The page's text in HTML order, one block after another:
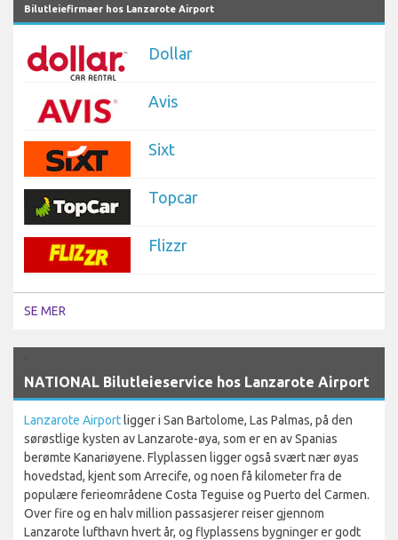
Bilutleiefirmaer hos Lanzarote Airport
Dollar
Avis
Sixt
Topcar
Flizzr
SE MER
NATIONAL Bilutleieservice hos Lanzarote Airport
Lanzarote Airport ligger i San Bartolome, Las Palmas, på den
sørøstlige kysten av Lanzarote-øya, som er en av Spanias
berømte Kanariøyene. Flyplassen ligger også svært nær øyas
hovedstad, kjent som Arrecife, og noen få kilometer fra de
populære ferieområdene Costa Teguise og Puerto del Carmen.
Over fire og en halv million passasjerer reiser gjennom
Lanzarote lufthavn hvert år, og flyplassens bygninger er godt